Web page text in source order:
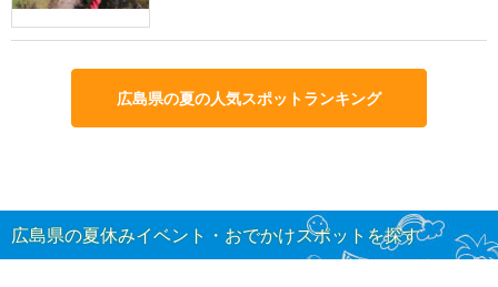
広島県の夏の人気スポットランキング
広島県の夏休みイベント・おでかけスポットを探す